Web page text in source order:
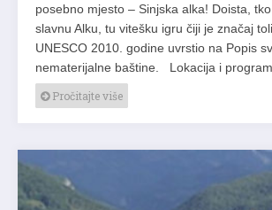
posebno mjesto – Sinjska alka! Doista,
slavnu Alku, tu vitešku igru čiji je značaj
UNESCO 2010. godine uvrstio na Popis
nematerijalne baštine. Lokacija i
Pročitajte više